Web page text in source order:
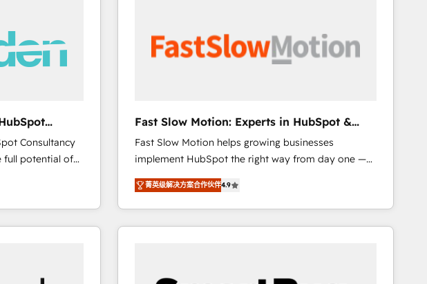
to end
📘 Team
create
downtime. 🔹 RevOps Strategy: Align teams,
processes, and data to drive revenue efficiency. 🔹
SOC 2 Type II and ISO 27001 certified, reinforcing
our commitment to data security and compliance. At
OneMetric, we help revenue teams focus on the
OneMetric that matters most: revenue.
Consultancy
full potential of
due to poor
teams
on it. Our
Fast Slow Motion: Experts in HubSpot &
Salesforce
Fast Slow Motion helps growing businesses
implement HubSpot the right way from day one —
with the flexibility to scale as complexity increases.
Highly certified in both HubSpot and Salesforce, we
bring deep experience in CRM implementation,
integrations, and data migration across modern
combines strong technical execution with real
菁英级解决方案合作伙伴4.9